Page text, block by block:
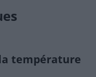
température